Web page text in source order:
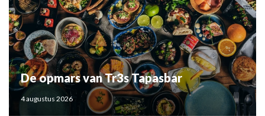
De opmars van Tr3s Tapasbar
4 augustus 2026